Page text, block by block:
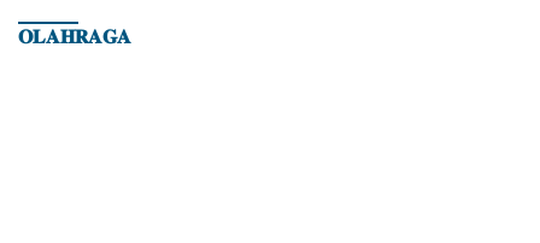
𝐎𝐋𝐀𝐇𝐑𝐀𝐆𝐀